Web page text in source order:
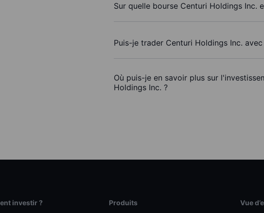
Sur quelle bourse Centuri Holdings Inc.
Puis-je trader Centuri Holdings Inc. avec
Où puis-je en savoir plus sur
Holdings Inc. ?
investir ? Produits Vue